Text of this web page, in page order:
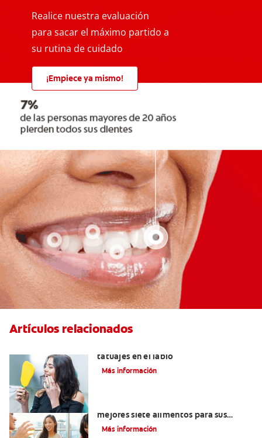
Realice nuestra evaluación
para sacar el máximo partido a
su rutina de cuidado
¡Empiece ya mismo!
Artículos relacionados
tatuajes en el labio
Más información
mejores siete alimentos para sus
dientes
Más información